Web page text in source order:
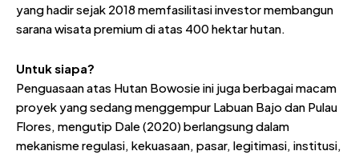
yang hadir sejak 2018 memfasilitasi investor membangun
sarana wisata premium di atas 400 hektar hutan.
Untuk siapa?
Penguasaan atas Hutan Bowosie ini juga berbagai macam
proyek yang sedang menggempur Labuan Bajo dan Pulau
Flores, mengutip Dale (2020) berlangsung dalam
mekanisme regulasi, kekuasaan, pasar, legitimasi, institusi,